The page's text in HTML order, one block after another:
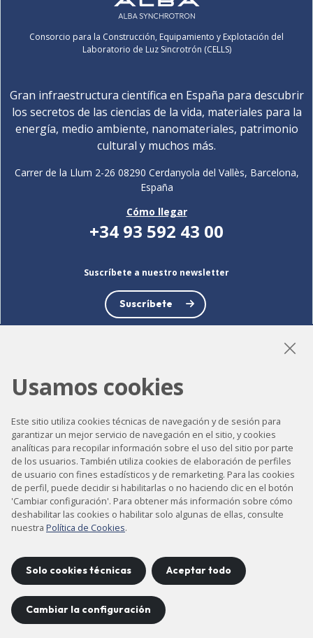
Consorcio para la Construcción, Equipamiento y Explotación del
Laboratorio de Luz Sincrotrón (CELLS)
Gran infraestructura científica en España para descubrir
los secretos de las ciencias de la vida, materiales para la
energía, medio ambiente, nanomateriales, patrimonio
cultural y muchos más.
Carrer de la Llum 2-26 08290 Cerdanyola del Vallès, Barcelona,
España
Cómo llegar
+34 93 592 43 00
Suscríbete a nuestro newsletter
Suscríbete
LinkedInInstagram
Accesibilidad
Contacto
Aviso legal
Política de privacidad
Mapa del sitio
Usamos cookies
Este sitio utiliza cookies técnicas de navegación y de sesión para
garantizar un mejor servicio de navegación en el sitio, y cookies
analíticas para recopilar información sobre el uso del sitio por parte
de los usuarios. También utiliza cookies de elaboración de perfiles
de usuario con fines estadísticos y de remarketing. Para las cookies
de perfil, puede decidir si habilitarlas o no haciendo clic en el botón
'Cambiar configuración'. Para obtener más información sobre cómo
deshabilitar las cookies o habilitar solo algunas de ellas, consulte
nuestra Política de Cookies.
Solo cookies técnicas Aceptar todo
Cambiar la configuración